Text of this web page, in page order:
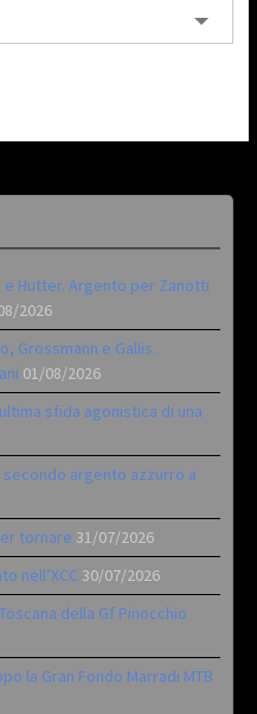
e Hutter. Argento per Zanotti
2026
Grossmann e Gallis.
01/08/2026
sfida agonistica di una
secondo argento azzurro a
tornare 31/07/2026
nell’XCC 30/07/2026
della Gf Pinocchio
la Gran Fondo Marradi MTB